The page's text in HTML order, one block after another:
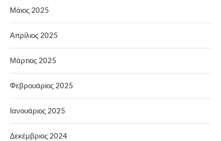
Μάιος 2025
Απρίλιος 2025
Μάρτιος 2025
Φεβρουάριος 2025
Ιανουάριος 2025
Δεκέμβριος 2024